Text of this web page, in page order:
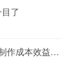
了
1分钟可能=1条命！安全培训三维动画制作成本效益深度拆解